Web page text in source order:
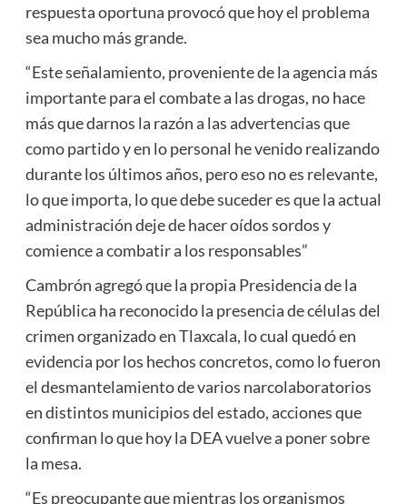
respuesta oportuna provocó que hoy el problema
sea mucho más grande.
“Este señalamiento, proveniente de la agencia más
importante para el combate a las drogas, no hace
más que darnos la razón a las advertencias que
como partido y en lo personal he venido realizando
durante los últimos años, pero eso no es relevante,
lo que importa, lo que debe suceder es que la actual
administración deje de hacer oídos sordos y
comience a combatir a los responsables”
Cambrón agregó que la propia Presidencia de la
República ha reconocido la presencia de células del
crimen organizado en Tlaxcala, lo cual quedó en
evidencia por los hechos concretos, como lo fueron
el desmantelamiento de varios narcolaboratorios
en distintos municipios del estado, acciones que
confirman lo que hoy la DEA vuelve a poner sobre
la mesa.
“Es preocupante que mientras los organismos